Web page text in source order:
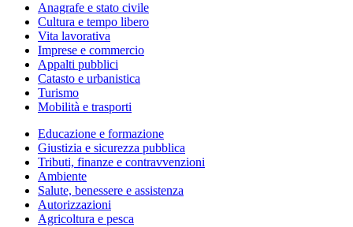
Anagrafe e stato civile
Cultura e tempo libero
Vita lavorativa
Imprese e commercio
Appalti pubblici
Catasto e urbanistica
Turismo
Mobilità e trasporti
Educazione e formazione
Giustizia e sicurezza pubblica
Tributi, finanze e contravvenzioni
Ambiente
Salute, benessere e assistenza
Autorizzazioni
Agricoltura e pesca